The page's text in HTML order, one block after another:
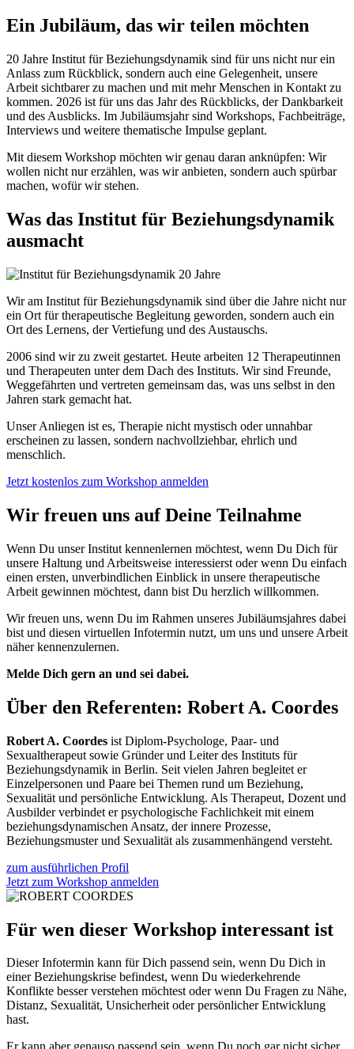
Ein Jubiläum, das wir teilen möchten
20 Jahre Institut für Beziehungsdynamik sind für uns nicht nur ein
Anlass zum Rückblick, sondern auch eine Gelegenheit, unsere
Arbeit sichtbarer zu machen und mit mehr Menschen in Kontakt zu
kommen. 2026 ist für uns das Jahr des Rückblicks, der Dankbarkeit
und des Ausblicks. Im Jubiläumsjahr sind Workshops, Fachbeiträge,
Interviews und weitere thematische Impulse geplant.
Mit diesem Workshop möchten wir genau daran anknüpfen: Wir
wollen nicht nur erzählen, was wir anbieten, sondern auch spürbar
machen, wofür wir stehen.
Was das Institut für Beziehungsdynamik
ausmacht
Wir am Institut für Beziehungsdynamik sind über die Jahre nicht nur
ein Ort für therapeutische Begleitung geworden, sondern auch ein
Ort des Lernens, der Vertiefung und des Austauschs.
2006 sind wir zu zweit gestartet. Heute arbeiten 12 Therapeutinnen
und Therapeuten unter dem Dach des Instituts. Wir sind Freunde,
Weggefährten und vertreten gemeinsam das, was uns selbst in den
Jahren stark gemacht hat.
Unser Anliegen ist es, Therapie nicht mystisch oder unnahbar
erscheinen zu lassen, sondern nachvollziehbar, ehrlich und
menschlich.
Jetzt kostenlos zum Workshop anmelden
Wir freuen uns auf Deine Teilnahme
Wenn Du unser Institut kennenlernen möchtest, wenn Du Dich für
unsere Haltung und Arbeitsweise interessierst oder wenn Du einfach
einen ersten, unverbindlichen Einblick in unsere therapeutische
Arbeit gewinnen möchtest, dann bist Du herzlich willkommen.
Wir freuen uns, wenn Du im Rahmen unseres Jubiläumsjahres dabei
bist und diesen virtuellen Infotermin nutzt, um uns und unsere Arbeit
näher kennenzulernen.
Melde Dich gern an und sei dabei.
Über den Referenten: Robert A. Coordes
Robert A. Coordes ist Diplom-Psychologe, Paar- und
Sexualtherapeut sowie Gründer und Leiter des Instituts für
Beziehungsdynamik in Berlin. Seit vielen Jahren begleitet er
Einzelpersonen und Paare bei Themen rund um Beziehung,
Sexualität und persönliche Entwicklung. Als Therapeut, Dozent und
Ausbilder verbindet er psychologische Fachlichkeit mit einem
beziehungsdynamischen Ansatz, der innere Prozesse,
Beziehungsmuster und Sexualität als zusammenhängend versteht.
zum ausführlichen Profil
Jetzt zum Workshop anmelden
Für wen dieser Workshop interessant ist
Dieser Infotermin kann für Dich passend sein, wenn Du Dich in
einer Beziehungskrise befindest, wenn Du wiederkehrende
Konflikte besser verstehen möchtest oder wenn Du Fragen zu Nähe,
Distanz, Sexualität, Unsicherheit oder persönlicher Entwicklung
hast.